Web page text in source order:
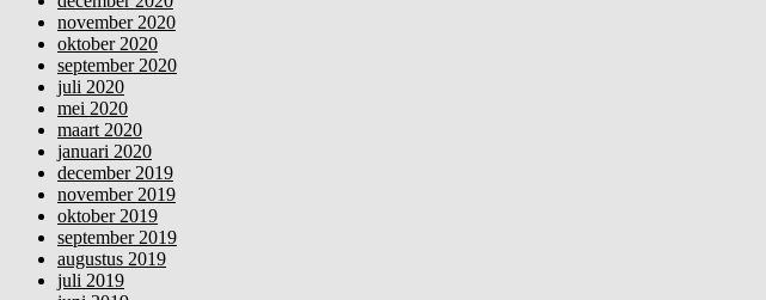
november 2020
oktober 2020
september 2020
juli 2020
mei 2020
maart 2020
januari 2020
december 2019
november 2019
oktober 2019
september 2019
augustus 2019
juli 2019